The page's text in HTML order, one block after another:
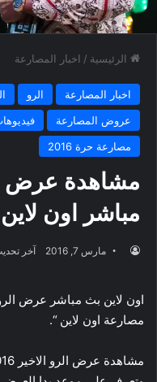
الرئيسية / اخبار المصارعة
اخبار المصارعة الرو
عروض المصارعة
مصارعة حرة 2016
مباشر اون لاين
مارس 7, 2016 آخر تحديث:
مصارعة اون لاين “.